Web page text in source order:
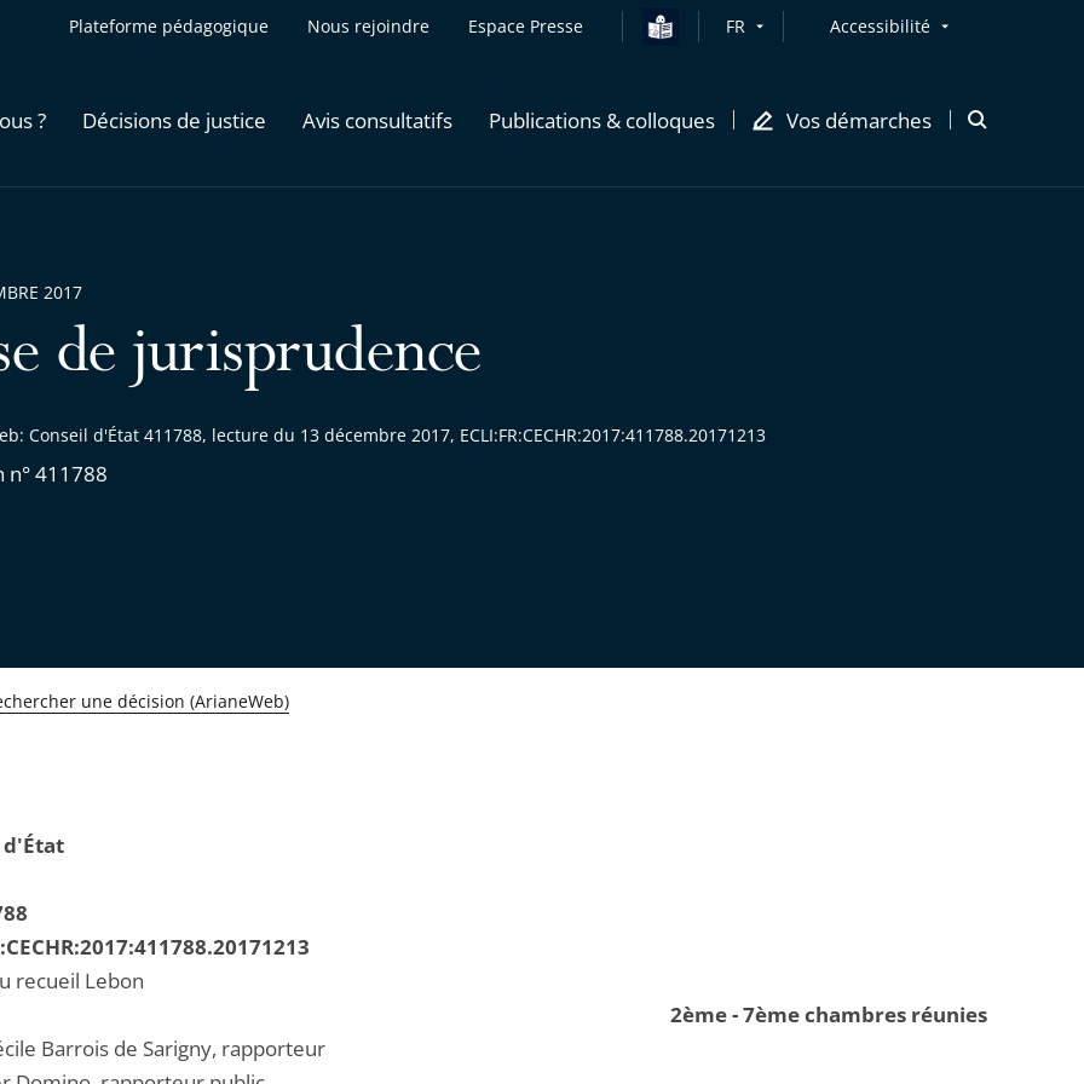
Plateforme pédagogique Nous rejoindre Espace Presse FR Accessibilité
? Décisions de justice Avis consultatifs Publications & colloques Vos démarches
Ouvrir
de jurisprudence
Conseil d'État 411788, lecture du 13 décembre 2017, ECLI:FR:CECHR:2017:411788.20171213
n° 411788
2017
une décision (ArianeWeb)
d'État
recueil Lebon
2ème - 7ème chambres réunies
Barrois de Sarigny, rapporteur